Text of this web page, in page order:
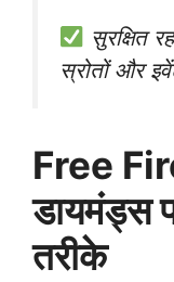
सुरक्षित
स्रोतों और
Free
डायमंड्स
तरीके